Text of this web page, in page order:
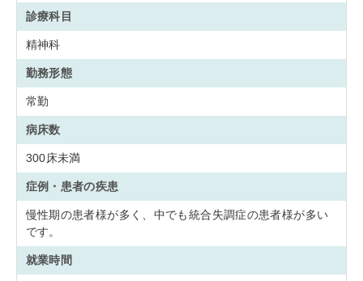
診療科目
精神科
勤務形態
常勤
病床数
300床未満
症例・患者の疾患
慢性期の患者様が多く、中でも統合失調症の患者様が多い
です。
就業時間